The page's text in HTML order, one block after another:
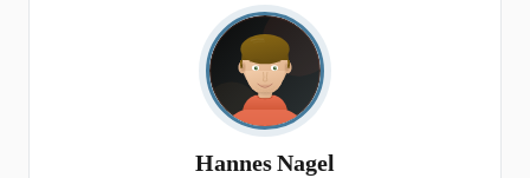
Hannes Nagel